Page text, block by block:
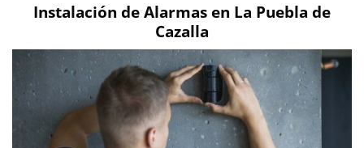
Instalación de Alarmas en La Puebla de
Cazalla